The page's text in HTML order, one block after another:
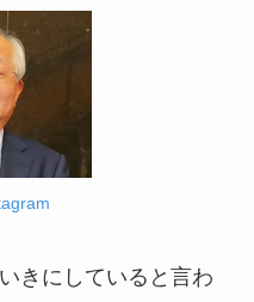
きにしていると言わ